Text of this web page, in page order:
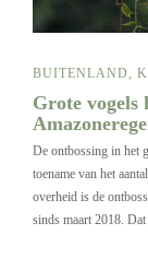
BUITENLAND
Grote vogels
De ontbossing in het
toename van het
overheid is de
sinds maart 2018.